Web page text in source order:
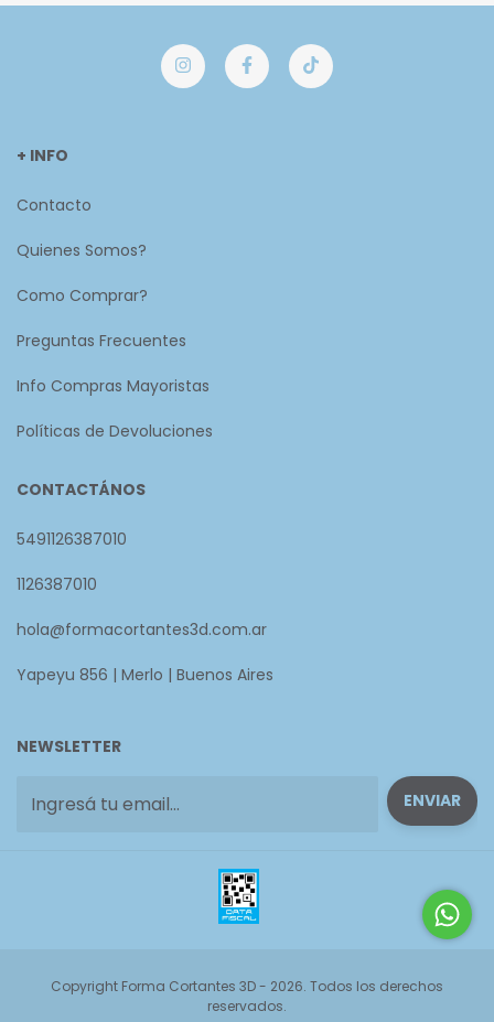
+ INFO
Contacto
Quienes Somos?
Como Comprar?
Preguntas Frecuentes
Info Compras Mayoristas
Políticas de Devoluciones
CONTACTÁNOS
5491126387010
1126387010
hola@formacortantes3d.com.ar
Yapeyu 856 | Merlo | Buenos Aires
NEWSLETTER
Copyright Forma Cortantes 3D - 2026. Todos los derechos
reservados.